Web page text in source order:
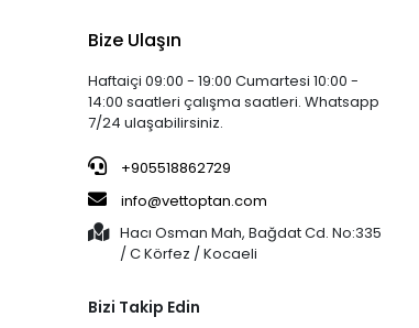
Bize Ulaşın
Haftaiçi 09:00 - 19:00 Cumartesi 10:00 -
14:00 saatleri çalışma saatleri. Whatsapp
7/24 ulaşabilirsiniz.
+905518862729
info@vettoptan.com
Hacı Osman Mah, Bağdat Cd. No:335
/ C Körfez / Kocaeli
Bizi Takip Edin